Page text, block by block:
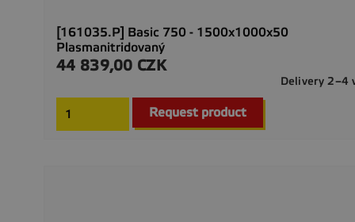
[161035.P] Basic 750 - 1500x1000x50
Plasmanitridovaný
Cena
44 839,00 CZK
Delivery 2–4
Request product